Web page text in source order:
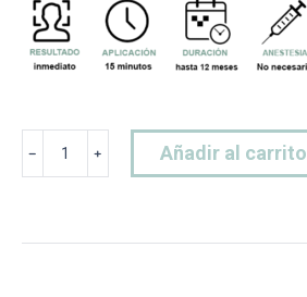
Hialuronico
﹣ ﹢ Añadir al carrito